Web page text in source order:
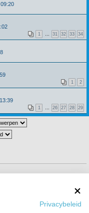
1 31 32 33 34
1 2
1 26 27 28 29
Ga naar
Privacybeleid